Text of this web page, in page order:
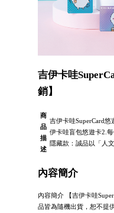
吉伊卡哇
銷】
商
品
描
述
吉伊卡哇SuperCard
伊卡哇盲包悠遊卡2.
隱藏款：誠品以「人
內容簡介
內容簡介 【吉伊卡哇
品皆為隨機出貨，恕不提